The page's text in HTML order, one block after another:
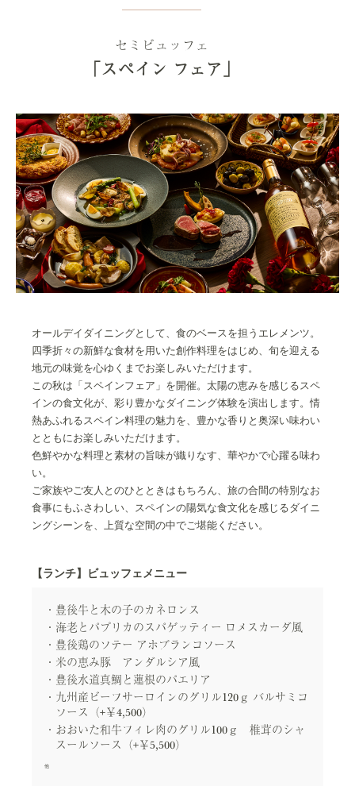
セミビュッフェ
「スペイン フェア」
オールデイダイニングとして、食のベースを担うエレメンツ。
四季折々の新鮮な食材を用いた創作料理をはじめ、旬を迎える
地元の味覚を心ゆくまでお楽しみいただけます。
この秋は「スペインフェア」を開催。太陽の恵みを感じるスペ
インの食文化が、彩り豊かなダイニング体験を演出します。情
熱あふれるスペイン料理の魅力を、豊かな香りと奥深い味わい
とともにお楽しみいただけます。
色鮮やかな料理と素材の旨味が織りなす、華やかで心躍る味わ
い。
ご家族やご友人とのひとときはもちろん、旅の合間の特別なお
食事にもふさわしい、スペインの陽気な食文化を感じるダイニ
ングシーンを、上質な空間の中でご堪能ください。
【ランチ】ビュッフェメニュー
豊後牛と木の子のカネロンス
海老とパプリカのスパゲッティー ロメスカーダ風
豊後鶏のソテー アホブランコソース
米の恵み豚 アンダルシア風
豊後水道真鯛と蓮根のパエリア
九州産ビーフサーロインのグリル120ｇ バルサミコ
ソース（+￥4,500）
おおいた和牛フィレ肉のグリル100ｇ 椎茸のシャ
スールソース（+￥5,500）
他